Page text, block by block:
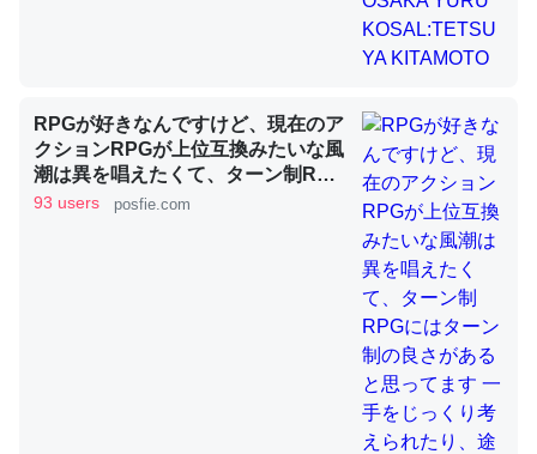
論文では「淡水はカルシウムも酸素も不足してて両方に不
いる鋏角類（カブトガニ・ウミグモ）はカルシウムを使わ
ずキチンを強化してる筈だが、酵素が違うのか？
─ニュース :: 【研究発表】昆虫学の大問題＝「昆虫はなぜ海にいな
いのか」に関する新仮説
これを元に考えるとカルシウムを大量に使う脊椎動物と貝
類は苦労してるんだな…。腹足類だと殻を無くしてナメク
─ニュース :: 【研究発表】昆虫学の大問題＝「昆虫はなぜ海にいな
RPGが好きなんですけど、現在のア
クションRPGが上位互換みたいな風
潮は異を唱えたくて、ターン制RPG
にはターン制の良さがあると思って
93 users posfie.com